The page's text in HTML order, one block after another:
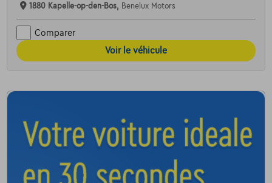
1880 Kapelle-op-den-Bos, Benelux Motors
Comparer
Voir le véhicule